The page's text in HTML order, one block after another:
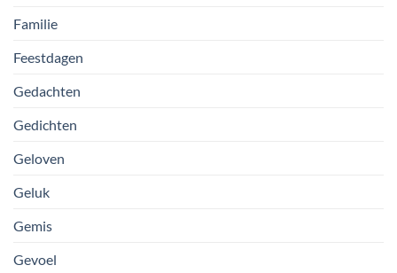
Familie
Feestdagen
Gedachten
Gedichten
Geloven
Geluk
Gemis
Gevoel